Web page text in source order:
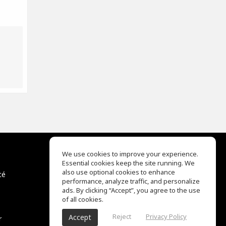
EQ Ear Training
Drum Machine
Centre d'aide
Conditions d'utilisation
Politique de confidentialité
We use cookies to improve your experience.
Essential cookies keep the site running. We
also use optional cookies to enhance
performance, analyze traffic, and personalize
ads. By clicking “Accept”, you agree to the use
of all cookies.
Accept Reject Privacy Policy